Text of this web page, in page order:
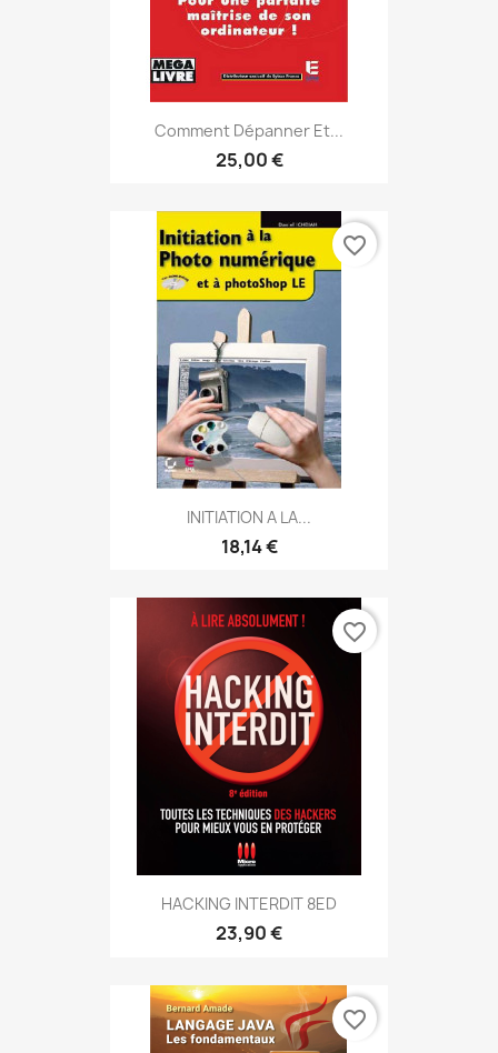
Comment Dépanner Et...
25,00 €
INITIATION A LA...
18,14 €
favorite_border
HACKING INTERDIT 8ED
23,90 €
favorite_border
favorite_border